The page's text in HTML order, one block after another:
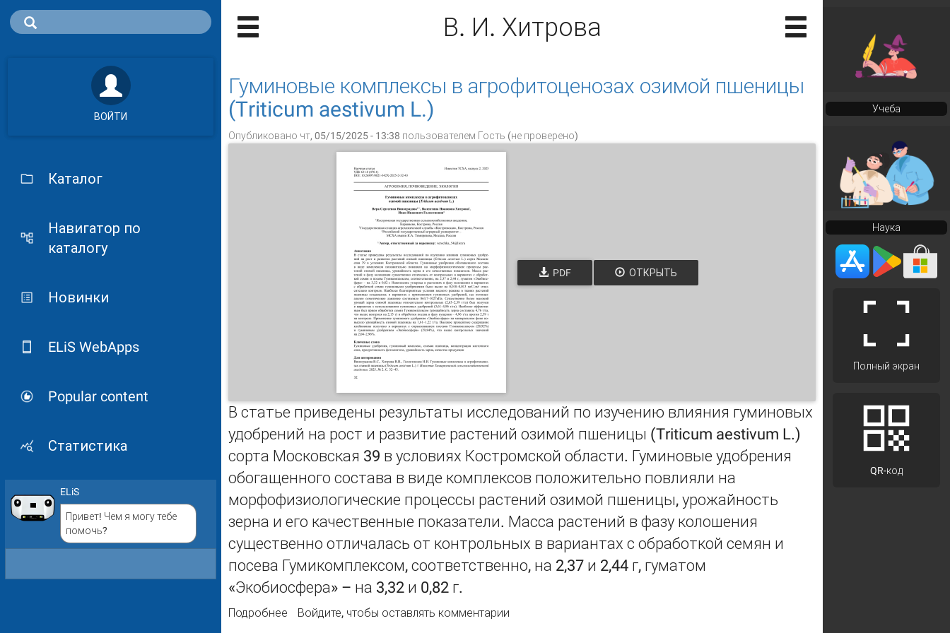
ВОЙТИ
Каталог
Навигатор по
каталогу
Новинки
ELiS WebApps
Popular content
Статистика
ELiS
Привет! Чем я могу тебе
помочь?
В. И. Хитрова
Гуминовые комплексы в агрофитоценозах озимой пшеницы
(Triticum aestivum L.)
Опубликовано чт, 05/15/2025 - 13:38 пользователем Гость (не проверено)
PDF ОТКРЫТЬ
В статье приведены результаты исследований по изучению влияния гуминовых
удобрений на рост и развитие растений озимой пшеницы (Triticum aestivum L.)
сорта Московская 39 в условиях Костромской области. Гуминовые удобрения
обогащенного состава в виде комплексов положительно повлияли на
морфофизиологические процессы растений озимой пшеницы, урожайность
зерна и его качественные показатели. Масса растений в фазу колошения
существенно отличалась от контрольных в вариантах с обработкой семян и
посева Гумикомплексом, соответственно, на 2,37 и 2,44 г, гуматом
«Экобиосфера» – на 3,32 и 0,82 г.
Подробнее о Гуминовые комплексы в агрофитоценозах озимой пшеницы (Triticum aestivum L.)
Войдите, чтобы оставлять комментарии
Учеба
Наука
Полный экран
QR-код